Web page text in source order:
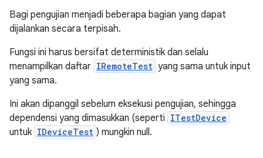
Bagi pengujian menjadi beberapa bagian yang dapat
dijalankan secara terpisah.
Fungsi ini harus bersifat deterministik dan selalu
menampilkan daftar IRemoteTest yang sama untuk input
yang sama.
Ini akan dipanggil sebelum eksekusi pengujian, sehingga
dependensi yang dimasukkan (seperti ITestDevice
untuk IDeviceTest ) mungkin null.